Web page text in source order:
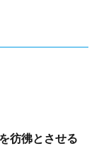
彷彿とさせる